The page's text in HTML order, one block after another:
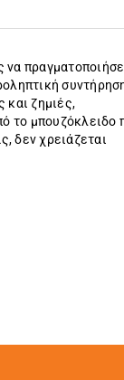
να
και ζημιές,
το μπουζόκλειδο
δεν χρειάζεται